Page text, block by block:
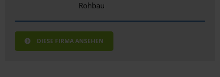
Rohbau
DIESE FIRMA ANSEHEN